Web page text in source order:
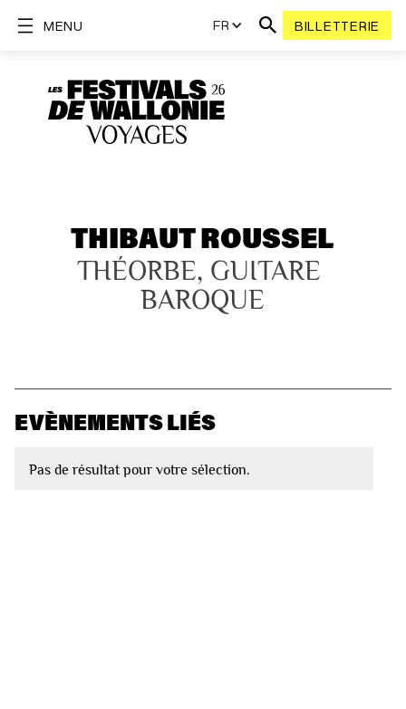
FR BILLETTERIE
MENU
THIBAUT ROUSSEL
THÉORBE, GUITARE
BAROQUE
EVÈNEMENTS LIÉS
Pas de résultat pour votre sélection.